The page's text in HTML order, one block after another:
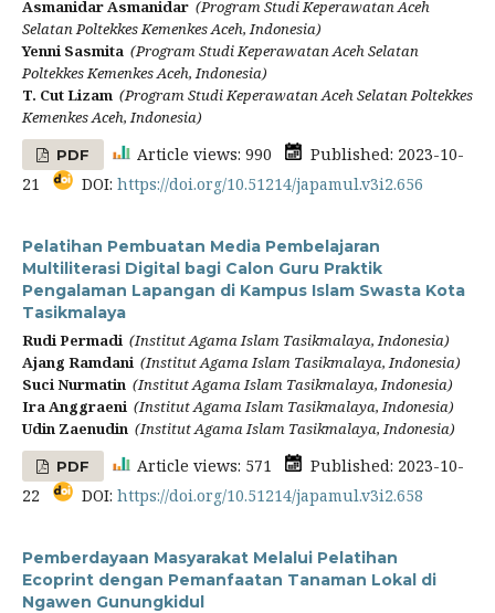
Asmanidar Asmanidar (Program Studi Keperawatan Aceh
Selatan Poltekkes Kemenkes Aceh, Indonesia)
Yenni Sasmita (Program Studi Keperawatan Aceh Selatan
Poltekkes Kemenkes Aceh, Indonesia)
T. Cut Lizam (Program Studi Keperawatan Aceh Selatan Poltekkes
Kemenkes Aceh, Indonesia)
PDF Article views: 990
Published: 2023-10-
21
DOI: https://doi.org/10.51214/japamul.v3i2.656
Pelatihan Pembuatan Media Pembelajaran
Multiliterasi Digital bagi Calon Guru Praktik
Pengalaman Lapangan di Kampus Islam Swasta Kota
Tasikmalaya
Rudi Permadi (Institut Agama Islam Tasikmalaya, Indonesia)
Ajang Ramdani (Institut Agama Islam Tasikmalaya, Indonesia)
Suci Nurmatin (Institut Agama Islam Tasikmalaya, Indonesia)
Ira Anggraeni (Institut Agama Islam Tasikmalaya, Indonesia)
Udin Zaenudin (Institut Agama Islam Tasikmalaya, Indonesia)
PDF Article views: 571
Published: 2023-10-
22
DOI: https://doi.org/10.51214/japamul.v3i2.658
Pemberdayaan Masyarakat Melalui Pelatihan
Ecoprint dengan Pemanfaatan Tanaman Lokal di
Ngawen Gunungkidul